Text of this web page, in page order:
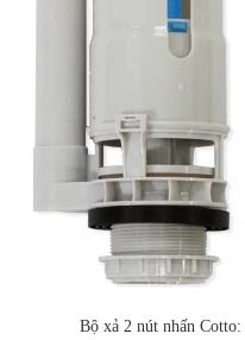
Bộ xả 2 nút nhấn